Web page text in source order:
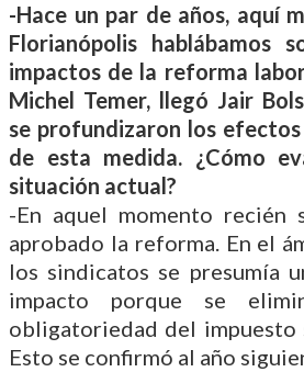
-Hace un par de años, aquí
Florianópolis hablábamos
impactos de la reforma
Michel Temer, llegó Jair
se profundizaron los
de esta medida. ¿Cómo
situación actual?
-En aquel momento recién
aprobado la reforma. En el
los sindicatos se presumía
impacto porque se
obligatoriedad del impuesto
Esto se confirmó al año